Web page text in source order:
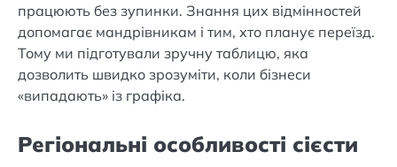
працюють без зупинки. Знання цих відмінностей
допомагає мандрівникам і тим, хто планує переїзд.
Тому ми підготували зручну таблицю, яка
дозволить швидко зрозуміти, коли бізнеси
«випадають» із графіка.
Регіональні особливості сієсти